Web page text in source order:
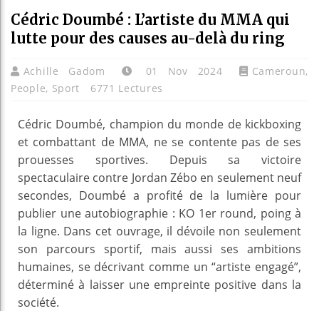
Cédric Doumbé : L’artiste du MMA qui
lutte pour des causes au-delà du ring
Achille Gadom 01 Nov 2024 Cameroun,
People, Sport 6771 Lectures
Cédric Doumbé, champion du monde de kickboxing
et combattant de MMA, ne se contente pas de ses
prouesses sportives. Depuis sa victoire
spectaculaire contre Jordan Zébo en seulement neuf
secondes, Doumbé a profité de la lumière pour
publier une autobiographie : KO 1er round, poing à
la ligne. Dans cet ouvrage, il dévoile non seulement
son parcours sportif, mais aussi ses ambitions
humaines, se décrivant comme un “artiste engagé”,
déterminé à laisser une empreinte positive dans la
société.